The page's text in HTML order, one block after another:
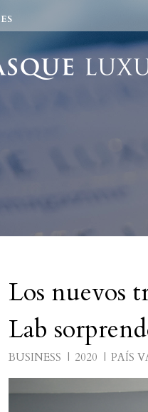
ES
Los nuevos
Lab
BUSINESS 2020 PAÍS